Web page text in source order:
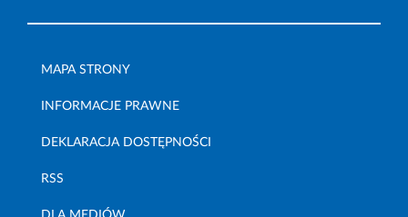
MAPA STRONY
INFORMACJE PRAWNE
DEKLARACJA DOSTĘPNOŚCI
RSS